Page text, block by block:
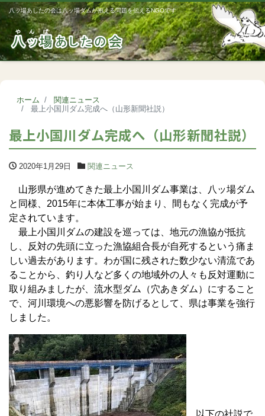
八ッ場あしたの会は八ッ場ダムが抱える問題を伝えるNGOです
ホーム
関連ニュース
最上小国川ダム完成へ（山形新聞社説）
最上小国川ダム完成へ（山形新聞社説）
2020年1月29日 関連ニュース
山形県が進めてきた最上小国川ダム事業は、八ッ場ダム
と同様、2015年に本体工事が始まり、間もなく完成が予
定されています。
最上小国川ダムの建設を巡っては、地元の漁協が抵抗
し、反対の先頭に立った漁協組合長が自死するという痛ま
しい過去があります。わが国に残された数少ない清流であ
ることから、釣り人など多くの地域外の人々も反対運動に
取り組みましたが、流水型ダム（穴あきダム）にすること
で、河川環境への悪影響を防げるとして、県は事業を強行
しました。
以下の社説で